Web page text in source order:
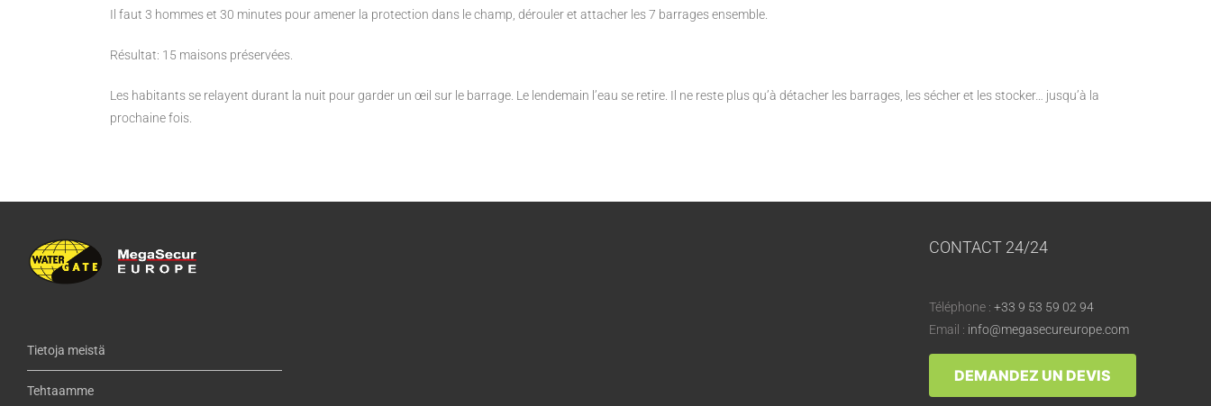
Il faut 3 hommes et 30 minutes pour amener la protection dans le champ, dérouler et attacher les 7 barrages ensemble.
Résultat: 15 maisons préservées.
Les habitants se relayent durant la nuit pour garder un œil sur le barrage. Le lendemain l’eau se retire. Il ne reste plus qu’à détacher les barrages, les sécher et les stocker… jusqu’à la
prochaine fois.
Tietoja meistä
Tehtaamme
CONTACT 24/24
Téléphone :+33 9 53 59 02 94
Email : info@megasecureurope.com
DEMANDEZ UN DEVIS